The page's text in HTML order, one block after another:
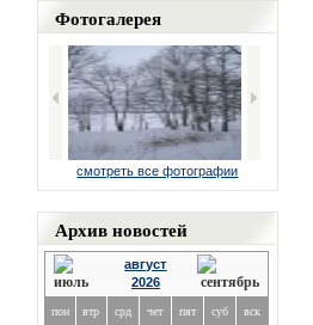
Фотогалерея
смотреть все фотографии
Архив новостей
август
2026
пон втр срд чет пят суб вск